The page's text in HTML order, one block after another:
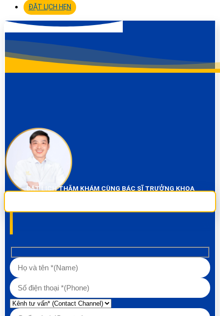
ĐẶT LỊCH HẸN
ĐẶT LỊCH THĂM KHÁM CÙNG BÁC SĨ TRƯỞNG KHOA